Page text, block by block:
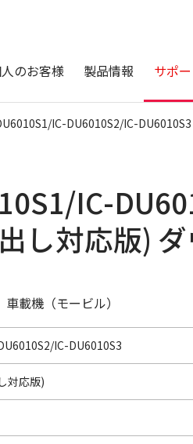
のお客様 製品情報 サポ
IC-DU6010S2/IC-DU6010S3
IC-
し対応版)
車載機（モービル）
IC-DU6010S3
対応版)